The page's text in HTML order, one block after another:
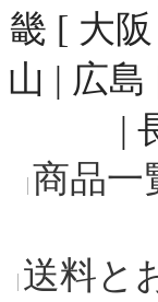
畿 [ 大
山 | 広
|
商品一
送料と